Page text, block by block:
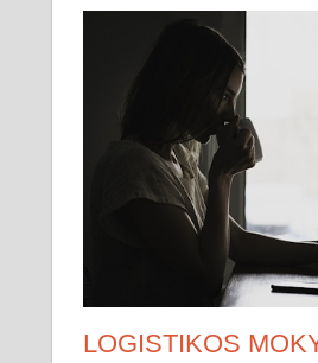
LOGISTIKOS